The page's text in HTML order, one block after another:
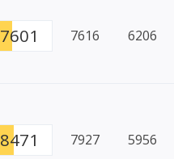
7601 7616 6206
8471 7927 5956